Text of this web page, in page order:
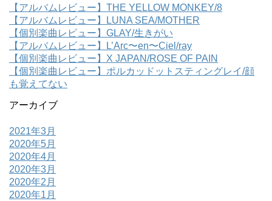
【アルバムレビュー】THE YELLOW MONKEY/8
【アルバムレビュー】LUNA SEA/MOTHER
【個別楽曲レビュー】GLAY/生きがい
【アルバムレビュー】L’Arc〜en〜Ciel/ray
【個別楽曲レビュー】X JAPAN/ROSE OF PAIN
【個別楽曲レビュー】ポルカッドットスティングレイ/顔
も覚えてない
アーカイブ
2021年3月
2020年5月
2020年4月
2020年3月
2020年2月
2020年1月